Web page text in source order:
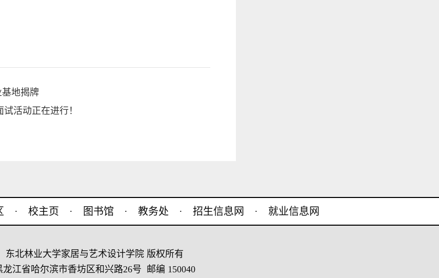
基地揭牌
活动正在进行！
· 校主页 · 图书馆 · 教务处 · 招生信息网 · 就业信息网
东北林业大学家居与艺术设计学院 版权所有
龙江省哈尔滨市香坊区和兴路26号 邮编 150040